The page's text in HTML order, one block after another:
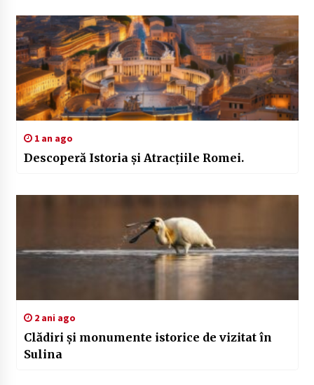
1 an ago
Descoperă Istoria și Atracțiile Romei.
2 ani ago
Clădiri și monumente istorice de vizitat în
Sulina